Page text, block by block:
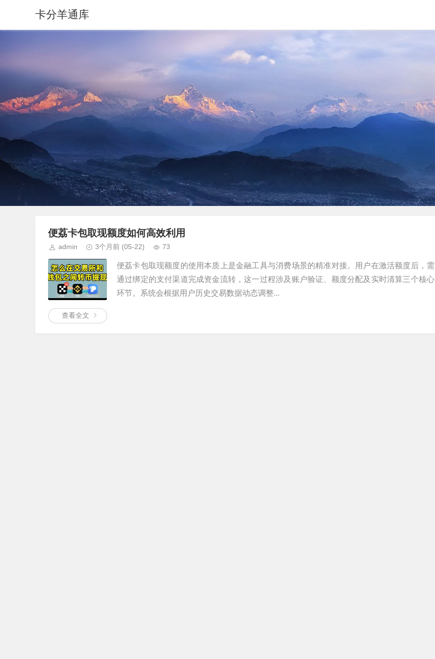
卡分羊通库
便荔卡包取现额度如何高效利用
admin 3个月前 (05-22) 73
便荔卡包取现额度的使用本质上是金融工具与消费场景的精准对接。用户在激活额度后，需
通过绑定的支付渠道完成资金流转，这一过程涉及账户验证、额度分配及实时清算三个核心
环节。系统会根据用户历史交易数据动态调整...
查看全文